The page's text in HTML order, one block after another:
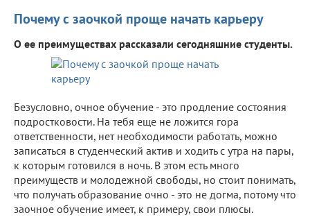
Почему с заочкой проще начать карьеру
О ее преимуществах рассказали сегодняшние студенты.
Безусловно, очное обучение - это продление состояния
подростковости. На тебя еще не ложится гора
ответственности, нет необходимости работать, можно
записаться в студенческий актив и ходить с утра на пары,
к которым готовился в ночь. В этом есть много
преимуществ и молодежной свободы, но стоит понимать,
что получать образование очно - это не догма, потому что
заочное обучение имеет, к примеру, свои плюсы.